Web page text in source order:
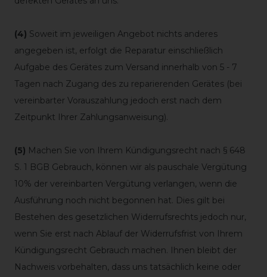
(4) Soweit im jeweiligen Angebot nichts anderes
angegeben ist, erfolgt die Reparatur einschließlich
Aufgabe des Gerätes zum Versand innerhalb von 5 - 7
Tagen nach Zugang des zu reparierenden Gerätes (bei
vereinbarter Vorauszahlung jedoch erst nach dem
Zeitpunkt Ihrer Zahlungsanweisung).
(5) Machen Sie von Ihrem Kündigungsrecht nach § 648
S. 1 BGB Gebrauch, können wir als pauschale Vergütung
10% der vereinbarten Vergütung verlangen, wenn die
Ausführung noch nicht begonnen hat. Dies gilt bei
Bestehen des gesetzlichen Widerrufsrechts jedoch nur,
wenn Sie erst nach Ablauf der Widerrufsfrist von Ihrem
Kündigungsrecht Gebrauch machen. Ihnen bleibt der
Nachweis vorbehalten, dass uns tatsächlich keine oder